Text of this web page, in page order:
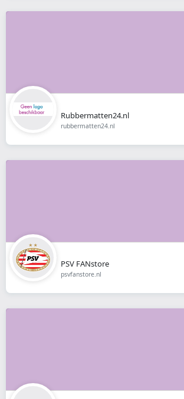
Rubbermatten24.nl
rubbermatten24.nl
PSV FANstore
psvfanstore.nl